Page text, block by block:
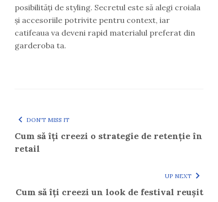
posibilități de styling. Secretul este să alegi croiala
și accesoriile potrivite pentru context, iar
catifeaua va deveni rapid materialul preferat din
garderoba ta.
DON'T MISS IT
Cum să îți creezi o strategie de retenție în
retail
UP NEXT
Cum să îți creezi un look de festival reușit